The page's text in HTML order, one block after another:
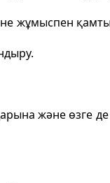
жұмыспен
және өзге